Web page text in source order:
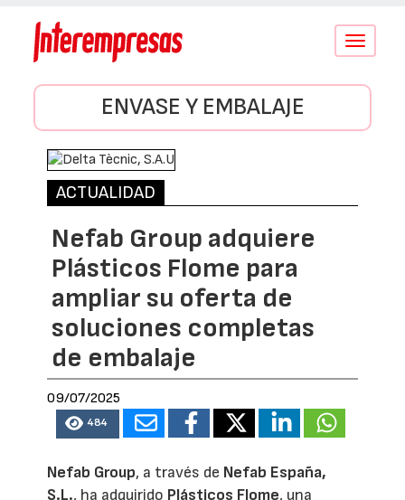
Conmutar
ENVASE Y EMBALAJE
ACTUALIDAD
Nefab Group adquiere
Plásticos Flome para
ampliar su oferta de
soluciones completas
de embalaje
09/07/2025
484
Nefab Group, a través de Nefab España,
S.L., ha adquirido Plásticos Flome, una